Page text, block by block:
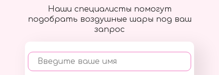
Наши специалисты помогут
подобрать воздушные шары под ваш
запрос
Введите ваше имя